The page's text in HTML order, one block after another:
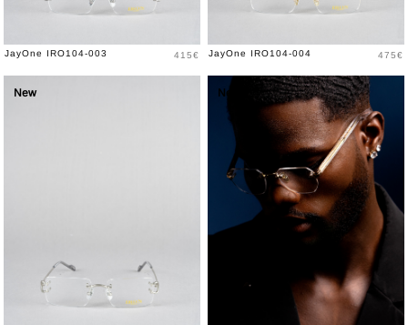
JayOne IRO104-003 Prix
415€ JayOne IRO104-004 Prix
475€
New New